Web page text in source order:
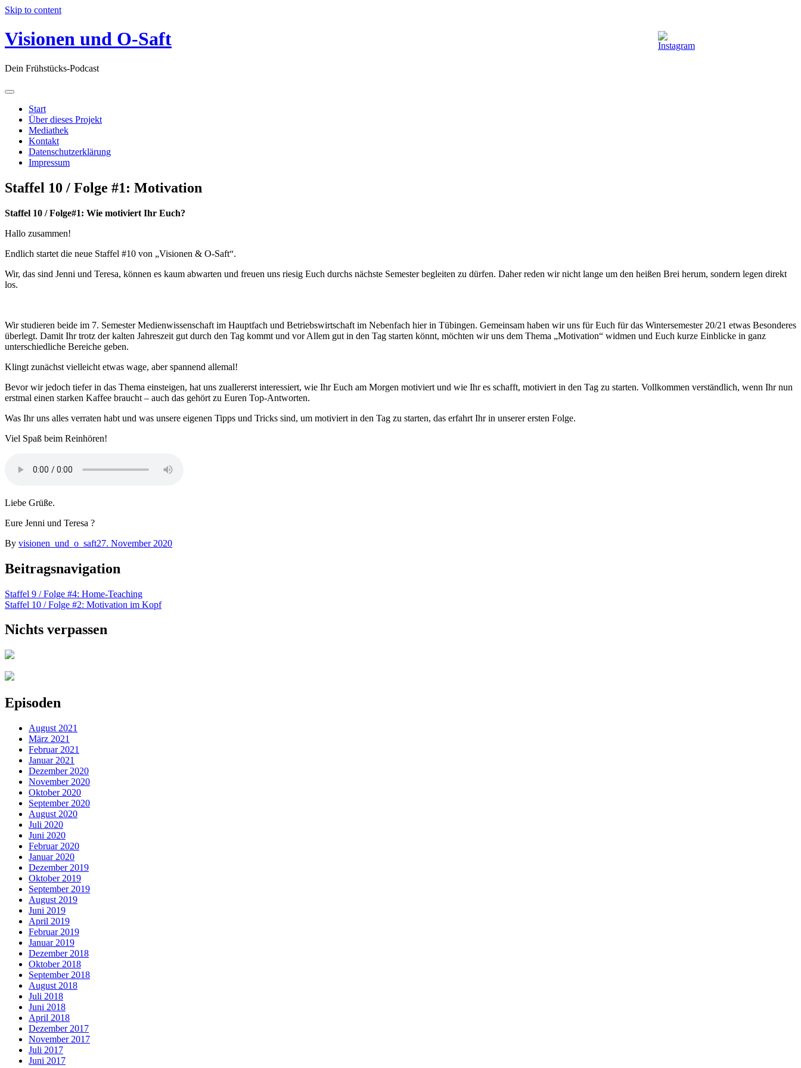
Skip to content
Visionen und O-Saft
Dein Frühstücks-Podcast
Start
Über dieses Projekt
Mediathek
Kontakt
Datenschutzerklärung
Impressum
Staffel 10 / Folge #1: Motivation
Staffel 10 / Folge#1: Wie motiviert Ihr Euch?
Hallo zusammen!
Endlich startet die neue Staffel #10 von „Visionen & O-Saft“.
Wir, das sind Jenni und Teresa, können es kaum abwarten und freuen uns riesig Euch durchs nächste Semester begleiten zu dürfen. Daher reden wir nicht lange um den heißen Brei herum, sondern legen direkt
los.
Wir studieren beide im 7. Semester Medienwissenschaft im Hauptfach und Betriebswirtschaft im Nebenfach hier in Tübingen. Gemeinsam haben wir uns für Euch für das Wintersemester 20/21 etwas Besonderes
überlegt. Damit Ihr trotz der kalten Jahreszeit gut durch den Tag kommt und vor Allem gut in den Tag starten könnt, möchten wir uns dem Thema „Motivation“ widmen und Euch kurze Einblicke in ganz
unterschiedliche Bereiche geben.
Klingt zunächst vielleicht etwas wage, aber spannend allemal!
Bevor wir jedoch tiefer in das Thema einsteigen, hat uns zuallererst interessiert, wie Ihr Euch am Morgen motiviert und wie Ihr es schafft, motiviert in den Tag zu starten. Vollkommen verständlich, wenn Ihr nun
erstmal einen starken Kaffee braucht – auch das gehört zu Euren Top-Antworten.
Was Ihr uns alles verraten habt und was unsere eigenen Tipps und Tricks sind, um motiviert in den Tag zu starten, das erfahrt Ihr in unserer ersten Folge.
Viel Spaß beim Reinhören!
Liebe Grüße.
Eure Jenni und Teresa ?
By visionen_und_o_saft27. November 2020
Beitragsnavigation
Staffel 9 / Folge #4: Home-Teaching
Staffel 10 / Folge #2: Motivation im Kopf
Nichts verpassen
Episoden
August 2021
März 2021
Februar 2021
Januar 2021
Dezember 2020
November 2020
Oktober 2020
September 2020
August 2020
Juli 2020
Juni 2020
Februar 2020
Januar 2020
Dezember 2019
Oktober 2019
September 2019
August 2019
Juni 2019
April 2019
Februar 2019
Januar 2019
Dezember 2018
Oktober 2018
September 2018
August 2018
Juli 2018
Juni 2018
April 2018
Dezember 2017
November 2017
Juli 2017
Juni 2017